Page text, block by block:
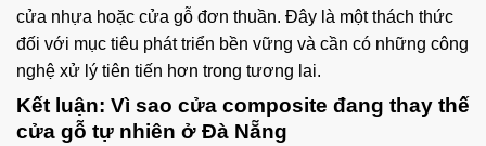
cửa nhựa hoặc cửa gỗ đơn thuần. Đây là một thách thức
đối với mục tiêu phát triển bền vững và cần có những công
nghệ xử lý tiên tiến hơn trong tương lai.
Kết luận: Vì sao cửa composite đang thay thế
cửa gỗ tự nhiên ở Đà Nẵng